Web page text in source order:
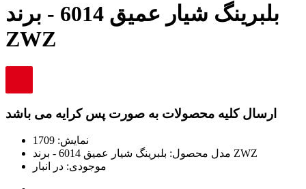
بلبرینگ شیار عمیق 6014 - برند
ZWZ
ارسال کلیه محصولات به صورت پس کرایه می باشد
نمایش: 1709
مدل محصول: بلبرینگ شیار عمیق 6014 - برند ZWZ
موجودی: در انبار